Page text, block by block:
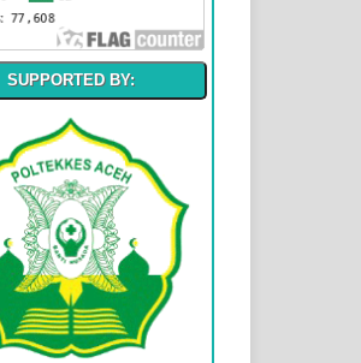
SUPPORTED BY: